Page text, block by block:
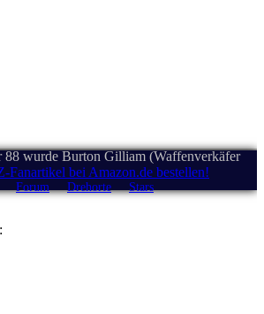
88 wurde Burton Gilliam (Waffenverkäfer
Fanartikel bei Amazon.de bestellen!
Forum Drehorte Stars